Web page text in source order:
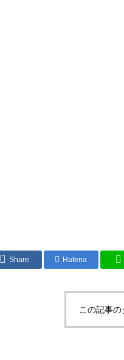
Share Hatena
この記事